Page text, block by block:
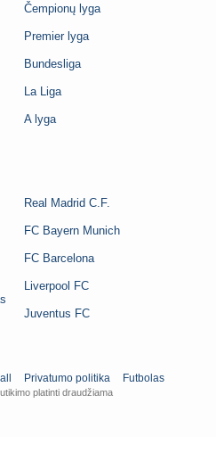
Čempionų lyga
Premier lyga
Bundesliga
La Liga
A lyga
Real Madrid C.F.
FC Bayern Munich
FC Barcelona
Liverpool FC
Juventus FC
Privatumo politika Futbolas
platinti draudžiama